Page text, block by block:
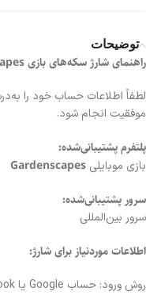
توضیحات
راهنمای شارژ سکه‌های بازی Gardenscapes – از طریق واریا شاپ
لطفاً اطلاعات حساب خود را
موفقیت انجام شود.
پلتفرم پشتیبانی‌شده:
بازی موبایلی Gardenscapes
سرور پشتیبانی‌شده:
سرور بین‌المللی
اطلاعات موردنیاز برای شارژ:
روش ورود: حساب Google یا Facebook